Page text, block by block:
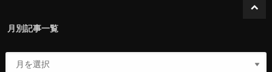
月別記事一覧